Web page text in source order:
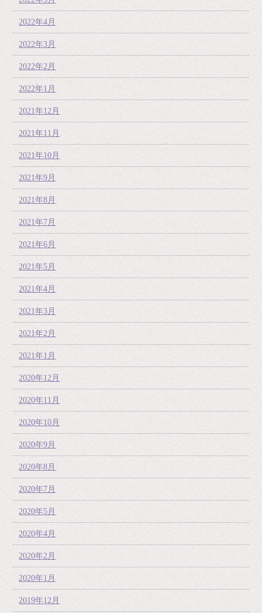
2022年4月
2022年3月
2022年2月
2022年1月
2021年12月
2021年11月
2021年10月
2021年9月
2021年8月
2021年7月
2021年6月
2021年5月
2021年4月
2021年3月
2021年2月
2021年1月
2020年12月
2020年11月
2020年10月
2020年9月
2020年8月
2020年7月
2020年5月
2020年4月
2020年2月
2020年1月
2019年12月